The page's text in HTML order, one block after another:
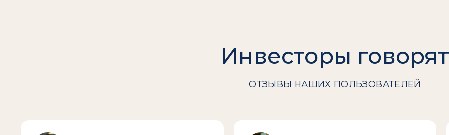
Инвесторы говорят
ОТЗЫВЫ НАШИХ ПОЛЬЗОВАТЕЛЕЙ